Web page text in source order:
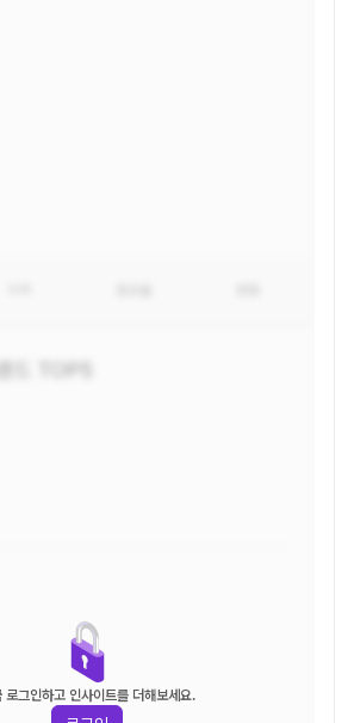
로그인하고 인사이트를 더해보세요.